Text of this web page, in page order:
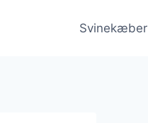
Svinekæber